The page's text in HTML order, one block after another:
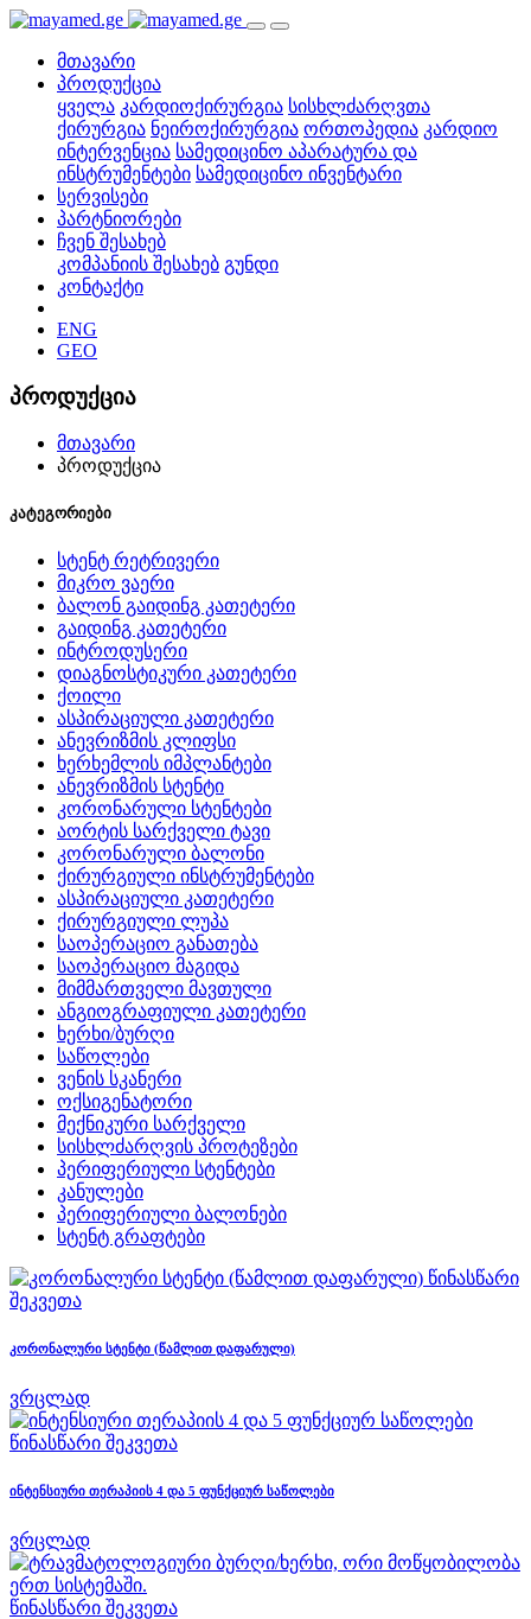
მთავარი
პროდუქცია
ყველა კარდიოქირურგია სისხლძარღვთა
ქირურგია ნეიროქირურგია ორთოპედია კარდიო
ინტერვენცია სამედიცინო აპარატურა და
ინსტრუმენტები სამედიცინო ინვენტარი
სერვისები
პარტნიორები
ჩვენ შესახებ
კომპანიის შესახებ გუნდი
კონტაქტი
ENG
GEO
პროდუქცია
მთავარი
პროდუქცია
კატეგორიები
სტენტ რეტრივერი
მიკრო ვაერი
ბალონ გაიდინგ კათეტერი
გაიდინგ კათეტერი
ინტროდუსერი
დიაგნოსტიკური კათეტერი
ქოილი
ასპირაციული კათეტერი
ანევრიზმის კლიფსი
ხერხემლის იმპლანტები
ანევრიზმის სტენტი
კორონარული სტენტები
აორტის სარქველი ტავი
კორონარული ბალონი
ქირურგიული ინსტრუმენტები
ასპირაციული კათეტერი
ქირურგიული ლუპა
საოპერაციო განათება
საოპერაციო მაგიდა
მიმმართველი მავთული
ანგიოგრაფიული კათეტერი
ხერხი/ბურღი
საწოლები
ვენის სკანერი
ოქსიგენატორი
მექნიკური სარქველი
სისხლძარღვის პროტეზები
პერიფერიული სტენტები
კანულები
პერიფერიული ბალონები
სტენტ გრაფტები
წინასწარი
შეკვეთა
კორონალური სტენტი (წამლით დაფარული)
ვრცლად
წინასწარი შეკვეთა
ინტენსიური თერაპიის 4 და 5 ფუნქციურ საწოლები
ვრცლად
წინასწარი შეკვეთა